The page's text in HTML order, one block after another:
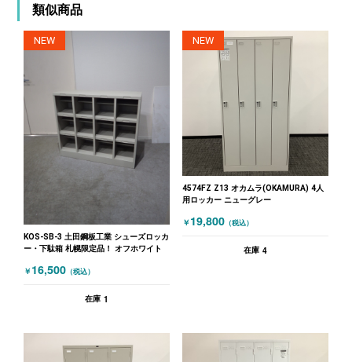
類似商品
NEW
KOS-SB-3 土田鋼板工業 シューズロッカ
ー・下駄箱 札幌限定品！ オフホワイト
￥ 16,500 （税込）
在庫 1
NEW
4574FZ Z13 オカムラ(OKAMURA) 4人
用ロッカー ニューグレー
￥ 19,800 （税込）
在庫 4